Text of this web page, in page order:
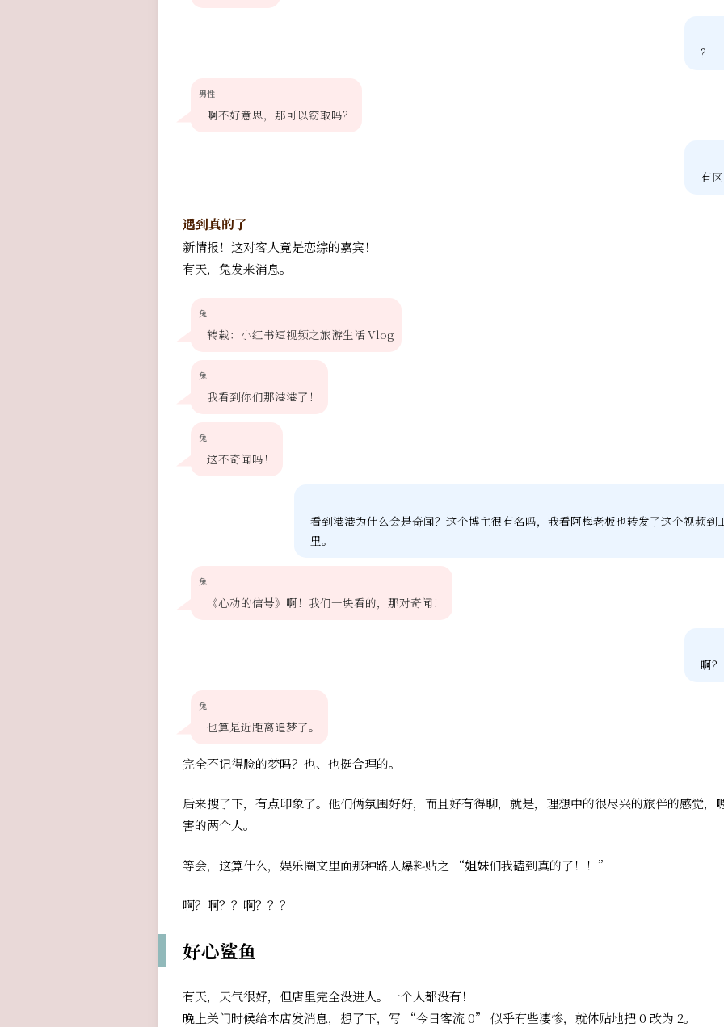
？
男性
啊不好意思，那可以窃取吗？
有
遇到真的了
新情报！这对客人竟是恋综的嘉宾！
有天，兔发来消息。
兔
转载：小红书短视频之旅游生活 Vlog
兔
我看到你们那港港了！
兔
这不奇闻吗！
看到港港为什么会是奇闻？这个博主很有名吗，我看阿梅老板也转发了这个视频到
里。
兔
《心动的信号》啊！我们一块看的，那对奇闻！
啊
兔
也算是近距离追梦了。
完全不记得脸的梦吗？也、也挺合理的。
后来搜了下，有点印象了。他们俩氛围好好，而且好有得聊，就是，理想中的很尽兴的旅伴的感觉
害的两个人。
等会，这算什么，娱乐圈文里面那种路人爆料贴之 “姐妹们我磕到真的了！！”
啊？啊？？啊？？？
好心鲨鱼
有天，天气很好，但店里完全没进人。一个人都没有！
晚上关门时候给本店发消息，想了下，写 “今日客流 0” 似乎有些凄惨，就体贴地把 0 改为 2。